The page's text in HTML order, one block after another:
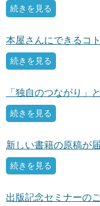
コンサルティング
マーケティング塾
書籍
メールマガジン
続きを見る
本屋さんにできるコト
続きを見る
「独自のつながり」
続きを見る
新しい書籍の原稿が
続きを見る
出版記念セミナーの